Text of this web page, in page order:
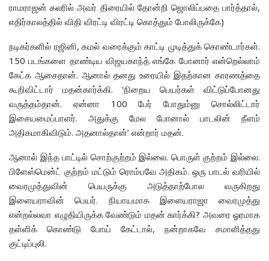
ராமராஜன் கலரில் அவர் திரையில் தோன்றி ஜொலிப்பதை பார்த்தால்,
எதிர்காலத்தில் விதி விரட்டி விரட்டி கொத்தும் போலிருக்கே)
நடிகர்களில் ரஜினி, கமல் வரைக்கும் காட்டி முடித்துக் கொண்டார்கள்.
150 படங்களை தாண்டிய விஜயகாந்த் எங்கே போனார் என்றெல்லாம்
கேட்க ஆசைதான். ஆனால் தனது உரையில் இதற்கான காரணத்தை
கூறிவிட்டார் மதன்கார்க்கி. ‘நிறைய பெயர்கள் விட்டுப்போனது
வருத்தம்தான். ஏன்னா 100 பேர் போதும்னு சொல்லிட்டார்
இசையமைப்பாளர். அதுக்கு மேல போனால் பாடலின் நீளம்
அதிகமாகிவிடும். அதனால்தான்’ என்றார் மதன்.
ஆனால் இந்த பாட்டில் சொற்குற்றம் இல்லை. பொருள் குற்றம் இல்லை.
பிளேஸ்மென்ட் குற்றம் மட்டும் ரொம்பவே அதிகம். ஒரு பாடல் வரியில்
வைரமுத்துவின் பெயருக்கு அடுத்தாற்போல வருகிறது
இளையராவின் பெயர். நியாயமாக இளையராஜா வைரமுத்து
என்றல்லவா எழுதியிருக்க வேண்டும் மதன் கார்க்கி? அவரை ஓரமாக
தள்ளிக் கொண்டு போய் கேட்டால், நன்றாகவே சமாளித்தது
குட்டிப்புலி.